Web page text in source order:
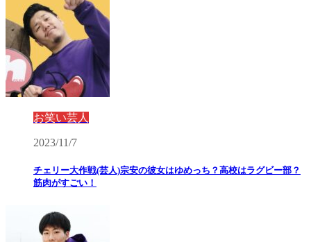
お笑い芸人
2023/11/7
チェリー大作戦(芸人)宗安の彼女はゆめっち？高校はラグビー部？
筋肉がすごい！